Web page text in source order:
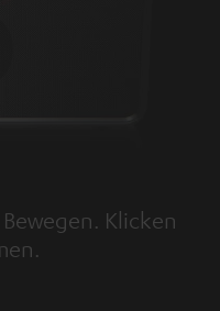
Klicken